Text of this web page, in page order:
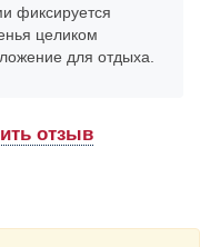
фиксируется
целиком
для отдыха.
отзыв